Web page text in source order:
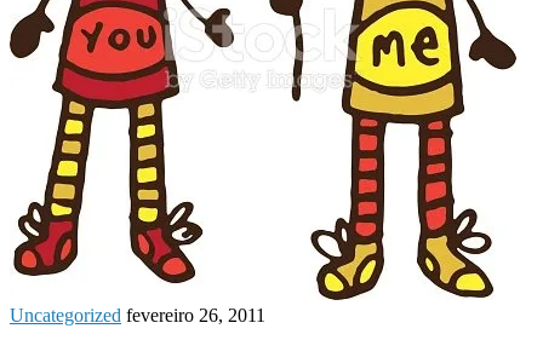
Uncategorized fevereiro 26, 2011